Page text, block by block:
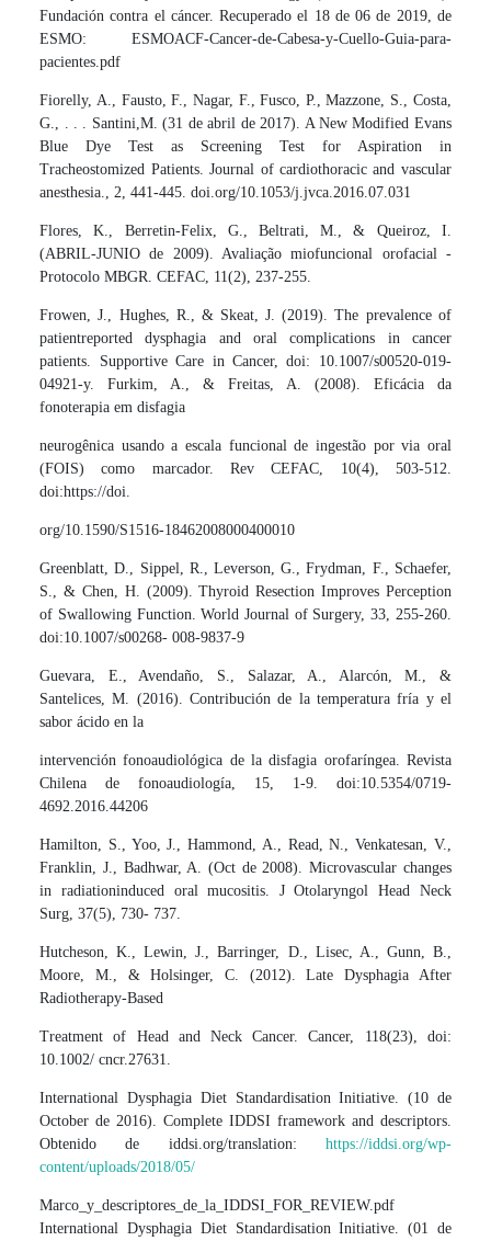
Fundación contra el cáncer. Recuperado el 18 de 06 de 2019, de
ESMO: ESMOACF-Cancer-de-Cabesa-y-Cuello-Guia-para-
pacientes.pdf
Fiorelly, A., Fausto, F., Nagar, F., Fusco, P., Mazzone, S., Costa,
G., . . . Santini,M. (31 de abril de 2017). A New Modified Evans
Blue Dye Test as Screening Test for Aspiration in
Tracheostomized Patients. Journal of cardiothoracic and vascular
anesthesia., 2, 441-445. doi.org/10.1053/j.jvca.2016.07.031
Flores, K., Berretin-Felix, G., Beltrati, M., & Queiroz, I.
(ABRIL-JUNIO de 2009). Avaliação miofuncional orofacial -
Protocolo MBGR. CEFAC, 11(2), 237-255.
Frowen, J., Hughes, R., & Skeat, J. (2019). The prevalence of
patientreported dysphagia and oral complications in cancer
patients. Supportive Care in Cancer, doi: 10.1007/s00520-019-
04921-y. Furkim, A., & Freitas, A. (2008). Eficácia da
fonoterapia em disfagia
neurogênica usando a escala funcional de ingestão por via oral
(FOIS) como marcador. Rev CEFAC, 10(4), 503-512.
doi:https://doi.
org/10.1590/S1516-18462008000400010
Greenblatt, D., Sippel, R., Leverson, G., Frydman, F., Schaefer,
S., & Chen, H. (2009). Thyroid Resection Improves Perception
of Swallowing Function. World Journal of Surgery, 33, 255-260.
doi:10.1007/s00268- 008-9837-9
Guevara, E., Avendaño, S., Salazar, A., Alarcón, M., &
Santelices, M. (2016). Contribución de la temperatura fría y el
sabor ácido en la
intervención fonoaudiológica de la disfagia orofaríngea. Revista
Chilena de fonoaudiología, 15, 1-9. doi:10.5354/0719-
4692.2016.44206
Hamilton, S., Yoo, J., Hammond, A., Read, N., Venkatesan, V.,
Franklin, J., Badhwar, A. (Oct de 2008). Microvascular changes
in radiationinduced oral mucositis. J Otolaryngol Head Neck
Surg, 37(5), 730- 737.
Hutcheson, K., Lewin, J., Barringer, D., Lisec, A., Gunn, B.,
Moore, M., & Holsinger, C. (2012). Late Dysphagia After
Radiotherapy-Based
Treatment of Head and Neck Cancer. Cancer, 118(23), doi:
10.1002/ cncr.27631.
International Dysphagia Diet Standardisation Initiative. (10 de
October de 2016). Complete IDDSI framework and descriptors.
Obtenido de iddsi.org/translation: https://iddsi.org/wp-
content/uploads/2018/05/
Marco_y_descriptores_de_la_IDDSI_FOR_REVIEW.pdf
International Dysphagia Diet Standardisation Initiative. (01 de